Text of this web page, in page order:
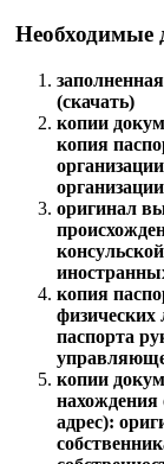
Необходимые
(скачать)
копии
копия
оригинал
копия
физических
паспорта
копии
нахождения
адрес):